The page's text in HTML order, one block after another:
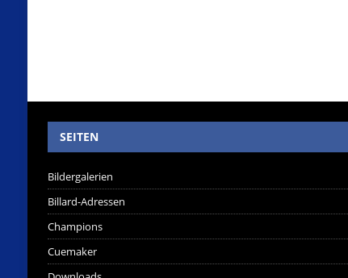
SEITEN
Bildergalerien
Billard-Adressen
Champions
Cuemaker